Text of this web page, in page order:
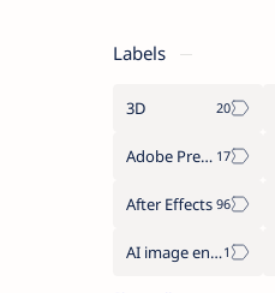
Labels
3D
Adobe Premiere Pro
After Effects
AI image enhancement